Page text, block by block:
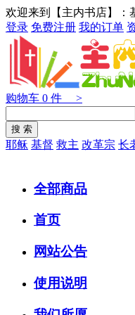
欢迎来到【主内书店】：
登录 免费注册 我的订单
购物车 0 件 >
耶稣 基督 救主 改革宗 长
全部商品
首页
网站公告
使用说明